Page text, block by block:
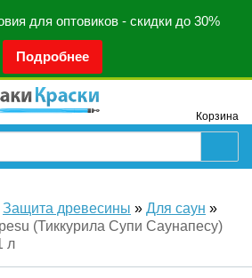
для оптовиков - скидки до 30%
Подробнее
Корзина
Защита древесины » Для саун »
(Тиккурила Супи Саунапесу)
л